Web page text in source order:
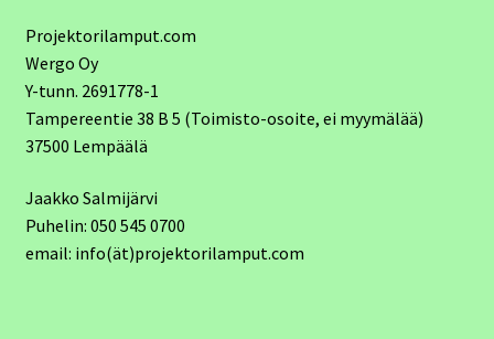
Projektorilamput.com
Wergo Oy
Y-tunn. 2691778-1
Tampereentie 38 B 5 (Toimisto-osoite, ei myymälää)
37500 Lempäälä
Jaakko Salmijärvi
Puhelin: 050 545 0700
email: info(ät)projektorilamput.com